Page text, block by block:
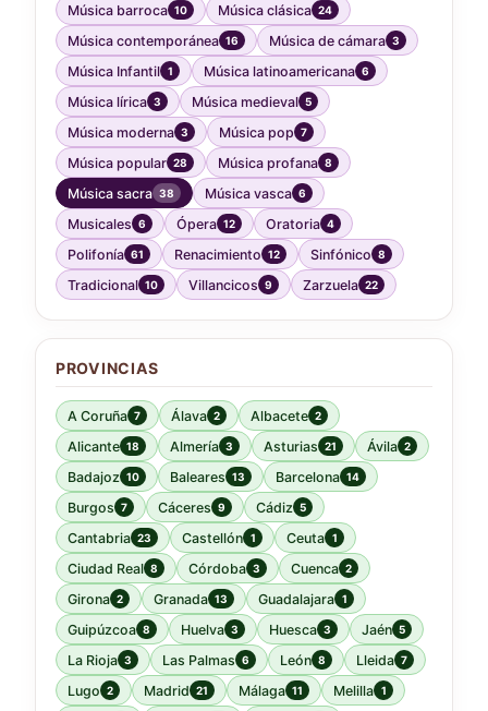
Música barroca 10 Música clásica 24
Música contemporánea 16 Música de cámara 3
Música Infantil 1 Música latinoamericana 6
Música lírica 3 Música medieval 5
Música moderna 3 Música pop 7
Música popular 28 Música profana 8
Música sacra 38 Música vasca 6
Musicales 6 Ópera 12 Oratoria 4
Polifonía 61 Renacimiento 12 Sinfónico 8
Tradicional 10 Villancicos 9 Zarzuela 22
PROVINCIAS
A Coruña 7 Álava 2 Albacete 2
Alicante 18 Almería 3 Asturias 21 Ávila 2
Badajoz 10 Baleares 13 Barcelona 14
Burgos 7 Cáceres 9 Cádiz 5
Cantabria 23 Castellón 1 Ceuta 1
Ciudad Real 8 Córdoba 3 Cuenca 2
Girona 2 Granada 13 Guadalajara 1
Guipúzcoa 8 Huelva 3 Huesca 3 Jaén 5
La Rioja 3 Las Palmas 6 León 8 Lleida 7
Lugo 2 Madrid 21 Málaga 11 Melilla 1